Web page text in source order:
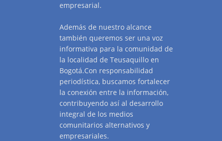
empresarial.
Además de nuestro alcance
también queremos ser una voz
informativa para la comunidad de
la localidad de Teusaquillo en
Bogotá.Con responsabilidad
periodística, buscamos fortalecer
la conexión entre la información,
contribuyendo así al desarrollo
integral de los medios
comunitarios alternativos y
empresariales.